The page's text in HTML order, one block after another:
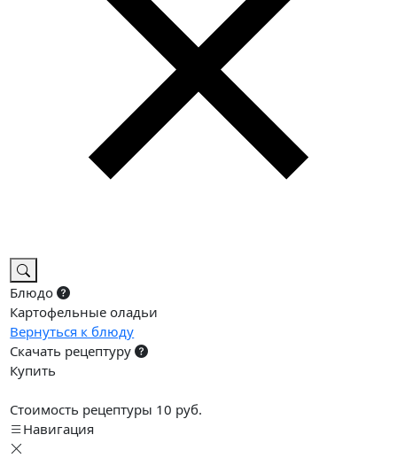
Блюдо
Картофельные оладьи
Вернуться к блюду
Скачать рецептуру
Купить
Стоимость рецептуры 10 руб.
Навигация